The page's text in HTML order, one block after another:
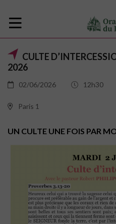
CULTE
2026
02/06/2026 12h30
Paris 1
UN CULTE UNE FOIS PAR